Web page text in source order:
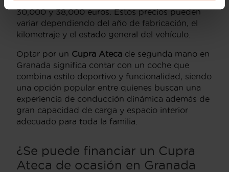
30,000 y 38,000 euros. Estos precios pueden
variar dependiendo del año de fabricación, el
kilometraje y el estado general del vehículo.
Optar por un Cupra Ateca de segunda mano en
Granada significa contar con un coche que
combina estilo deportivo y funcionalidad, siendo
una opción popular entre quienes buscan una
experiencia de conducción dinámica además de
gran capacidad de carga y espacio interior
adecuado para toda la familia.
¿Se puede financiar un Cupra
Ateca de ocasión en Granada